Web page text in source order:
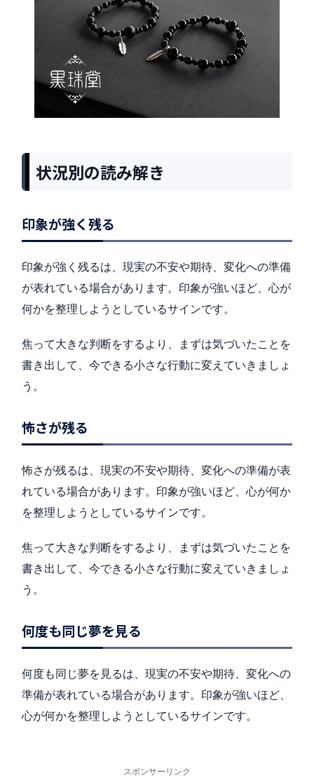
状況別の読み解き
印象が強く残る
印象が強く残るは、現実の不安や期待、変化への準備
が表れている場合があります。印象が強いほど、心が
何かを整理しようとしているサインです。
焦って大きな判断をするより、まずは気づいたことを
書き出して、今できる小さな行動に変えていきましょ
う。
怖さが残る
怖さが残るは、現実の不安や期待、変化への準備が表
れている場合があります。印象が強いほど、心が何か
を整理しようとしているサインです。
焦って大きな判断をするより、まずは気づいたことを
書き出して、今できる小さな行動に変えていきましょ
う。
何度も同じ夢を見る
何度も同じ夢を見るは、現実の不安や期待、変化への
準備が表れている場合があります。印象が強いほど、
心が何かを整理しようとしているサインです。
スポンサーリンク